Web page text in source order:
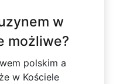
w
możliwe?
polskim a
w Kościele